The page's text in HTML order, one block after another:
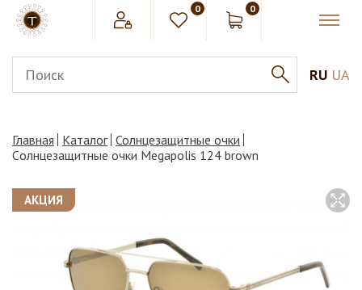
0 0
RU UA
Главная Каталог Солнцезащитные очки
Cолнцезащитные очки Megapolis 124 brown
АКЦИЯ